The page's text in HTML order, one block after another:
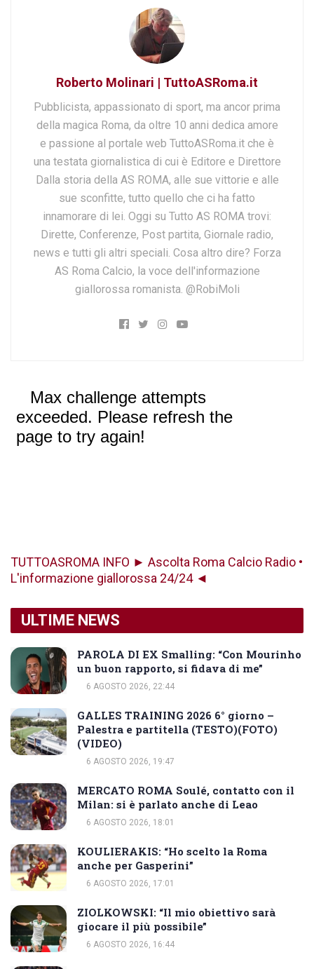
Roberto Molinari | TuttoASRoma.it
Pubblicista, appassionato di sport, ma ancor prima
della magica Roma, da oltre 10 anni dedica amore
e passione al portale web TuttoASRoma.it che è
una testata giornalistica di cui è Editore e Direttore
Dalla storia della AS ROMA, alle sue vittorie e alle
sue sconfitte, tutto quello che ci ha fatto
innamorare di lei. Oggi su Tutto AS ROMA trovi:
Dirette, Conferenze, Post partita, Giornale radio,
news e tutti gli altri speciali. Cosa altro dire? Forza
AS Roma Calcio, la voce dell'informazione
giallorossa romanista. @RobiMoli
TUTTOASROMA INFO ► Ascolta Roma Calcio Radio •
L'informazione giallorossa 24/24 ◄
ULTIME NEWS
PAROLA DI EX Smalling: “Con Mourinho
un buon rapporto, si fidava di me”
6 AGOSTO 2026, 22:44
GALLES TRAINING 2026 6° giorno –
Palestra e partitella (TESTO)(FOTO)
(VIDEO)
6 AGOSTO 2026, 19:47
MERCATO ROMA Soulé, contatto con il
Milan: si è parlato anche di Leao
6 AGOSTO 2026, 18:01
KOULIERAKIS: “Ho scelto la Roma
anche per Gasperini”
6 AGOSTO 2026, 17:01
ZIOLKOWSKI: “Il mio obiettivo sarà
giocare il più possibile”
6 AGOSTO 2026, 16:44